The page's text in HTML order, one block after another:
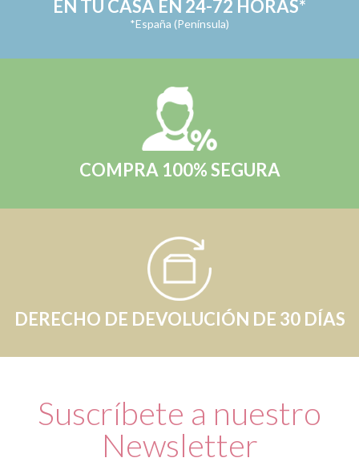
EN TU CASA EN 24-72 HORAS*
*España (Península)
COMPRA 100% SEGURA
DERECHO DE DEVOLUCIÓN DE 30 DÍAS
Suscríbete a nuestro
Newsletter